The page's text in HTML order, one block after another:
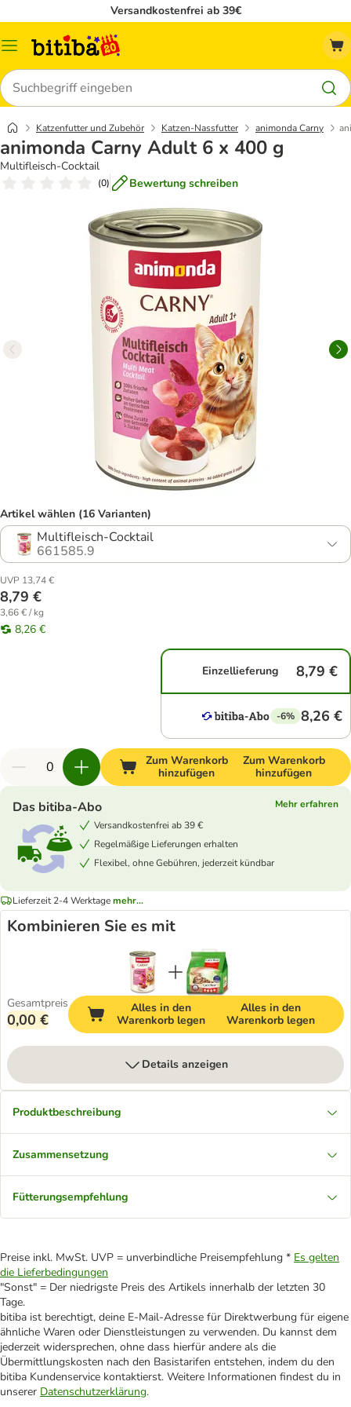
Versandkostenfrei ab 39€
Menü
Suchen
Katzenfutter und Zubehör Katzen-Nassfutter animonda Carny
animonda Carny Adult 6 x 400 g
Multifleisch-Cocktail
(0) Bewertung schreiben
Artikel wählen (16 Varianten)
Multifleisch-Cocktail
661585.9
UVP 13,74 €
8,79 €
3,66 € / kg
8,26 €
Einzellieferung 8,79 €
-6% 8,26 €
Zum Warenkorb
hinzufügen
Zum Warenkorb
hinzufügen
Das bitiba-Abo
Mehr erfahren
Versandkostenfrei ab 39 €
Regelmäßige Lieferungen erhalten
Flexibel, ohne Gebühren, jederzeit kündbar
Lieferzeit 2-4 Werktagemehr...
Kombinieren Sie es mit
Gesamtpreis
0,00 €
Alles in den
Warenkorb legen
Alles in den
Warenkorb legen
Details anzeigen
Produktbeschreibung
Zusammensetzung
Fütterungsempfehlung
Preise inkl. MwSt. UVP = unverbindliche Preisempfehlung * Es gelten
die Lieferbedingungen
"Sonst" = Der niedrigste Preis des Artikels innerhalb der letzten 30
Tage.
bitiba ist berechtigt, deine E-Mail-Adresse für Direktwerbung für eigene
ähnliche Waren oder Dienstleistungen zu verwenden. Du kannst dem
jederzeit widersprechen, ohne dass hierfür andere als die
Übermittlungskosten nach den Basistarifen entstehen, indem du den
bitiba Kundenservice kontaktierst. Weitere Informationen findest du in
unserer Datenschutzerklärung.